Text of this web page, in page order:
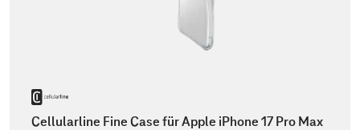
Cellularline Fine Case für Apple iPhone 17 Pro Max